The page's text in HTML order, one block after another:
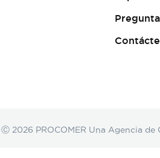
Ⓒ 2026 PROCOMER Una Agencia de